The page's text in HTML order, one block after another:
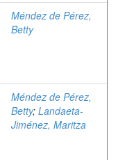
Méndez de Pérez,
Betty
Méndez de Pérez,
Betty; Landaeta-
Jiménez, Maritza